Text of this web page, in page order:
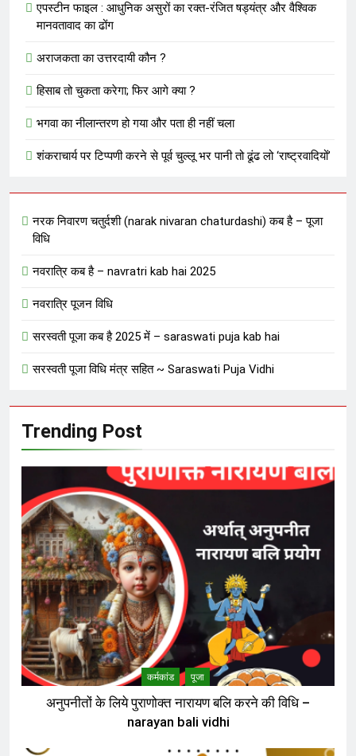
एपस्टीन फाइल : आधुनिक असुरों का रक्त-रंजित षड्यंत्र और वैश्विक
मानवतावाद का ढोंग
अराजकता का उत्तरदायी कौन ?
हिसाब तो चुकता करेगा; फिर आगे क्या ?
भगवा का नीलान्तरण हो गया और पता ही नहीं चला
शंकराचार्य पर टिप्पणी करने से पूर्व चुल्लू भर पानी तो ढूंढ लो ‘राष्ट्रवादियों’
नरक निवारण चतुर्दशी (narak nivaran chaturdashi) कब है – पूजा
विधि
नवरात्रि कब है – navratri kab hai 2025
नवरात्रि पूजन विधि
सरस्वती पूजा कब है 2025 में – saraswati puja kab hai
सरस्वती पूजा विधि मंत्र सहित ~ Saraswati Puja Vidhi
Trending Post
कर्मकांड पूजा
अनुपनीतों के लिये पुराणोक्त नारायण बलि करने की विधि –
narayan bali vidhi